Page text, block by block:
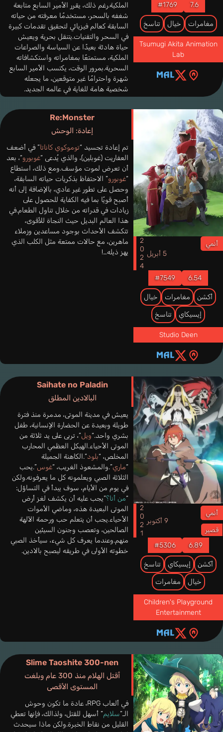
7.6
#1769
مغامرات خيال تناسخ
Tsumugi Akita Animation
Lab
الملكية.رغم ذلك، يقرر الأمير السابع متابعة
شغفه بالسحر، مستخدمًا معرفته من حياته
السابقة كعالم فيزيائي لتحقيق تقدمات كبيرة
في السحر والتقنيات.يتنقل بحرية ويعيش
حياة هادئة بعيدًا عن السياسة والصراعات
الملكية، مستمتعًا بمغامراته واستكشافاته
السحرية.بمرور الوقت، يكتسب الأمير السابع
شهرة واحترامًا غير متوقعين، ما يجعله
شخصية هامة للغاية في عالمه الجديد.
Re:Monster
إعادة: الوحش
أنمي
5 أبريل
2024
6.54
#7549
أكشن مغامرات خيال
إيسيكاي تناسخ
Studio Deen
تم إعادة تجسيد “توموكوي كاناتا” في أضعف
العفاريت (غوبلين)، والذي يُدعى “غوبورو“، بعد
أن تعرض لموت مؤسف.ومع ذلك، استطاع
“غوبورو” الاحتفاظ بذكريات حياته السابقة،
وحصل على تطور غير عادي، بالإضافة إلى أنه
أصبح قويًا بما فيه الكفاية للحصول على
زيادات في قدراته من خلال تناول الطعام.في
هذا العالم البديل حيث النجاة للأقوى،
تتكشف الأحداث بوجود مساعدين وزملاء
ماهرين، مع حالات ممتعة مثل الكلب الذي
يهز ذيله…!
Saihate no Paladin
البالادين المطلق
أنمي
قصير
9 أكتوبر 2021
6.89
#5306
أكشن إيسيكاي تناسخ
خيال مغامرات
Children's Playground
Entertainment
يعيش في مدينة الموتى، مدمرة منذ فترة
طويلة وبعيدة عن الحضارة الإنسانية، طفل
بشري واحد.“ويل”، تربى على يد ثلاثة من
الموتى الأحياء.الهيكل العظمي المحارب
المخلص، “بلود”.الكاهنة الجميلة
“ماري”.والمشعوذ الغريب، “غوس”.يحب
الثلاثة الصبي ويعلمونه كل ما يعرفونه.ولكن
في يوم من الأيام، سوف يبدأ في التساؤل:
“من أنا؟”يجب عليه أن يكشف لغز أرض
الموتى البعيدة هذه، وماضي الأموات
الأحياء.يجب أن يتعلم حب ورحمة الآلهة
الصالحين، وتعصب وجنون السيئين
منهم.وعندما يعرف كل شيء، سيأخذ الصبي
خطوته الأولى في طريقه ليصبح بالادين.
Slime Taoshite 300-nen
أقتل الهلام منذ 300 عام وبلغت
المستوى الأقصى
في ألعاب RPG، عادة ما تكون وحوش
الـ”سلايم” أسهل للقتل، ولذالك، فإنها تعطي
القليل من نقاط الخبرة.ولكن ماذا سيحدث